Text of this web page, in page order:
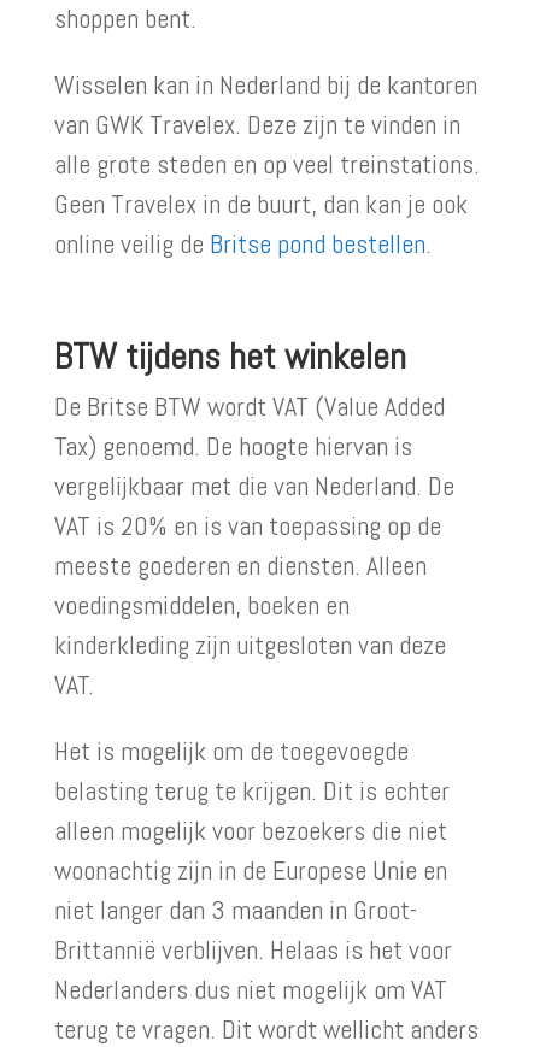
shoppen bent.
Wisselen kan in Nederland bij de kantoren
van GWK Travelex. Deze zijn te vinden in
alle grote steden en op veel treinstations.
Geen Travelex in de buurt, dan kan je ook
online veilig de Britse pond bestellen.
BTW tijdens het winkelen
De Britse BTW wordt VAT (Value Added
Tax) genoemd. De hoogte hiervan is
vergelijkbaar met die van Nederland. De
VAT is 20% en is van toepassing op de
meeste goederen en diensten. Alleen
voedingsmiddelen, boeken en
kinderkleding zijn uitgesloten van deze
VAT.
Het is mogelijk om de toegevoegde
belasting terug te krijgen. Dit is echter
alleen mogelijk voor bezoekers die niet
woonachtig zijn in de Europese Unie en
niet langer dan 3 maanden in Groot-
Brittannië verblijven. Helaas is het voor
Nederlanders dus niet mogelijk om VAT
terug te vragen. Dit wordt wellicht anders